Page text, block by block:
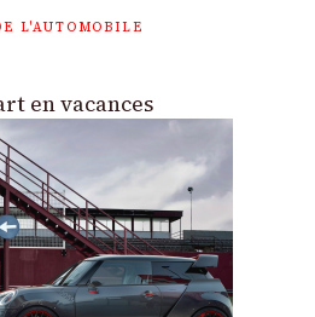
L'AUTOMOBILE
en vacances